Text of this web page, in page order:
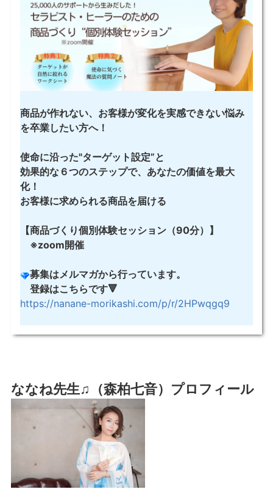
商品が作れない、お客様が変化を実感できない悩み
を卒業したい方へ！
使命に沿った"ターゲット設定”と
効果的な６つのステップで、あなたの価値を最大
化！
お客様に求められる商品を届ける
【商品づくり個別体験セッション（90分）】
※zoom開催
募集はメルマガから行っています。
登録はこちらです🔻
https://nanane-morikashi.com/p/r/2HPwqgq9
ななね先生♫（森柏七音）プロフィール